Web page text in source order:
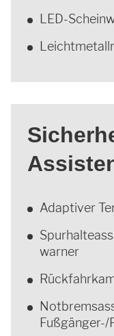
LED-
Adaptiver
warner